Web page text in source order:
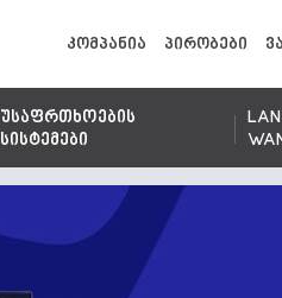
კომპანია პირობები
უსაფრთხოების
სისტემები